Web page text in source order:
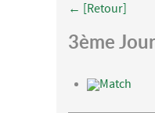
← [Retour]
3ème
Match